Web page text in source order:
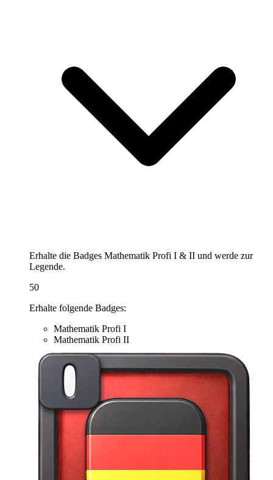
Erhalte die Badges Mathematik Profi I & II und werde zur
Legende.
50
Erhalte folgende Badges:
Mathematik Profi I
Mathematik Profi II